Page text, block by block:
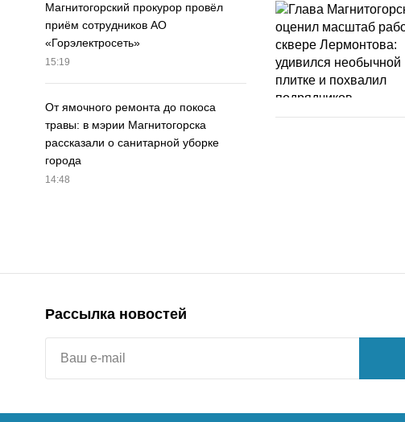
Магнитогорский прокурор провёл
приём сотрудников АО
«Горэлектросеть»
15:19
От ямочного ремонта до покоса
травы: в мэрии Магнитогорска
рассказали о санитарной уборке
города
14:48
Рассылка новостей